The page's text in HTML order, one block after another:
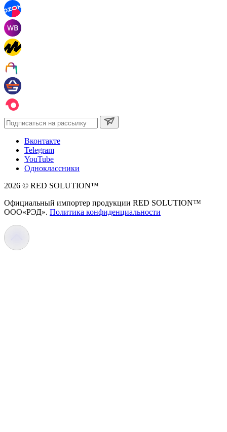
Вконтакте
Telegram
YouTube
Одноклассники
2026 © RED SOLUTION™
Официальный импортер продукции RED SOLUTION™
OOO«РЭД». Политика конфиденциальности